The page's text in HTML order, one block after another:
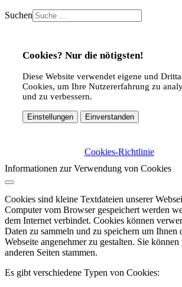
Suchen
Cookies? Nur die nötigsten!
Diese Website verwendet eigene und
Cookies, um Ihre Nutzererfahrung zu
und zu verbessern.
Einstellungen Einverstanden
Cookies-Richtlinie
Informationen zur Verwendung von Cookies
Cookies sind kleine Textdateien unserer
Computer vom Browser gespeichert werden
dem Internet verbindet. Cookies können
Daten zu sammeln und zu speichern um Ihnen
Webseite angenehmer zu gestalten. Sie
anderen Seiten stammen.
Es gibt verschiedene Typen von Cookies: